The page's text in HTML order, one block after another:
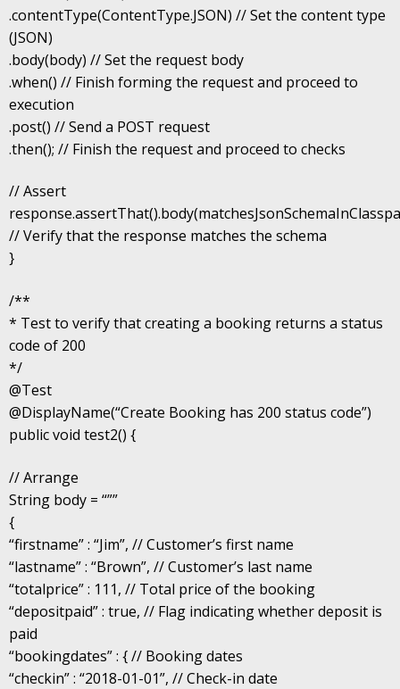
.contentType(ContentType.JSON) // Set the content type
(JSON)
.body(body) // Set the request body
.when() // Finish forming the request and proceed to
execution
.post() // Send a POST request
.then(); // Finish the request and proceed to checks
// Assert
// Verify that the response matches the schema
}
/**
* Test to verify that creating a booking returns a status
code of 200
*/
@Test
@DisplayName(“Create Booking has 200 status code”)
public void test2() {
// Arrange
String body = “””
{
“firstname” : “Jim”, // Customer’s first name
“lastname” : “Brown”, // Customer’s last name
“totalprice” : 111, // Total price of the booking
“depositpaid” : true, // Flag indicating whether deposit is
paid
“bookingdates” : { // Booking dates
“checkin” : “2018-01-01”, // Check-in date